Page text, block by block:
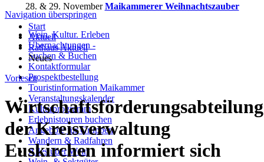
Navigation überspringen
Wein. Kultur. Erleben
Übernachtungen -
Suchen & Buchen
Kontaktformular
Prospektbestellung
Touristinformation Maikammer
Veranstaltungskalender
Kulturprogramm
Erlebnistouren buchen
Angebote für Gruppen
Wandern & Radfahren
Alles über Wein
28. & 29. NovemberMaikammerer Weihnachtszauber
Start
Aktuell
Rathaus Aktuell
Neues
Vorlesen
Wirtschaftsförderungsabteilung
der Kreisverwaltung
Euskirchen informiert sich